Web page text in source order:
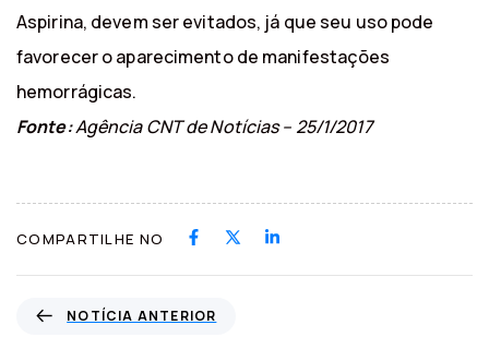
Aspirina, devem ser evitados, já que seu uso pode
favorecer o aparecimento de manifestações
hemorrágicas.
Fonte:Agência CNT de Notícias – 25/1/2017
COMPARTILHE NO
NOTÍCIA ANTERIOR